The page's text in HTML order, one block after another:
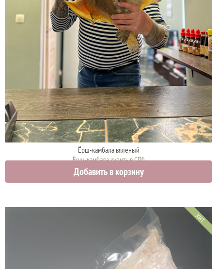
Ёрш-камбала вяленый
Ёрш-камбала купить в СПб
2000 руб.
Добавить в корзину
ХИТ